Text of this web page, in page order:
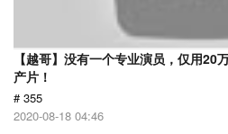
【越哥】没有一个专业演员，仅用20
产片！
# 355
2020-08-18 04:46